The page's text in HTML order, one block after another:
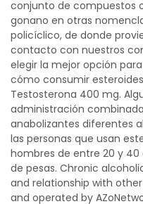
conjunto de compuestos
gonano en otras
policíclico, de donde
contacto con nuestros
elegir la mejor opción
cómo consumir
Testosterona 400 mg.
administración
anabolizantes diferentes
las personas que usan
hombres de entre 20 y
de pesas. Chronic
and relationship with
and operated by